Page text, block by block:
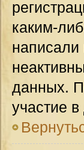
каким-
написали
данных.
участие в